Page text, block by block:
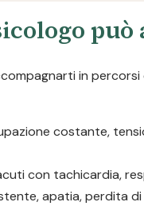
in
costante,
con tachicardia,
apatia, perdita di